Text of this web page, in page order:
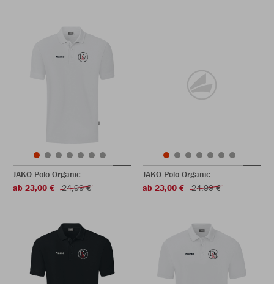
JAKO Polo Organic
ab 23,00 €
24,99 €
JAKO Polo Organic
ab 23,00 €
24,99 €